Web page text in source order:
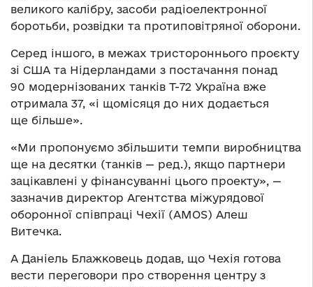
великого калібру, засоби радіоелектронної
боротьби, розвідки та протиповітряної оборони.
Серед іншого, в межах тристороннього проєкту
зі США та Нідерландами з постачання понад
90 модернізованих танків Т-72 Україна вже
отримала 37, «і щомісяця до них додається
ще більше».
«Ми пропонуємо збільшити темпи виробництва
ще на десятки (танків — ред.), якщо партнери
зацікавлені у фінансуванні цього проекту», —
зазначив директор Агентства міжурядової
оборонної співпраці Чехії (AMOS) Алеш
Витечка.
А Даніель Блажковець додав, що Чехія готова
вести переговори про створення центру з